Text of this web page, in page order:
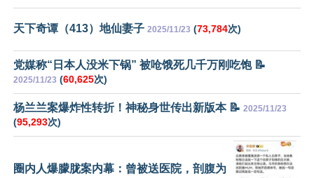
天下奇谭（413）地仙妻子 2025/11/23 (73,784次)
党媒称“日本人没米下锅” 被呛饿死几千万刚吃饱 📝
2025/11/23 (60,625次)
杨兰兰案爆炸性转折！神秘身世传出新版本 📝 2025/11/23
(95,293次)
圈内人爆朦胧案内幕：曾被送医院，剖腹为